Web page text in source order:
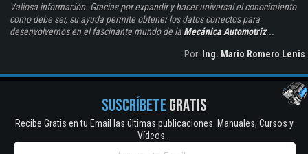
Valiosa información. Gracias por expandir y hacer universal el conocimiento
como debe ser, su ayuda permite obtener los datos correctos para
desenvolvernos en el fascinante mundo de la Mecánica Automotriz...
Por: Ing. Mario Romero Lenis
SUSCRÍBETEGRATIS
Recibe Gratis en tu Email las últimas publicaciones. Manuales, Cursos y
Vídeos...